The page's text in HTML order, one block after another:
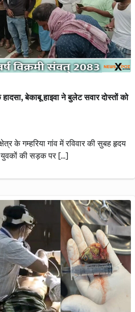
बेकाबू हाइवा ने बुलेट सवार दोस्तों को
के गम्हरिया गांव में रविवार की सुबह हृदय
युवकों की सड़क पर […]